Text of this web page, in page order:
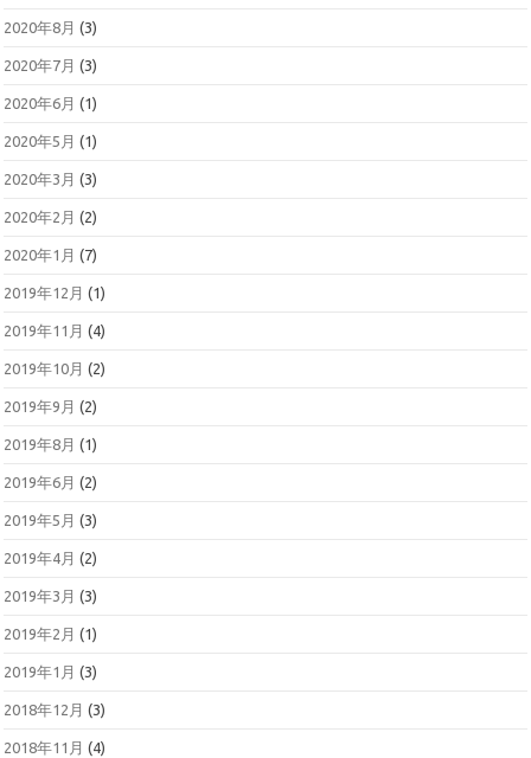
2020年8月 (3)
2020年7月 (3)
2020年6月 (1)
2020年5月 (1)
2020年3月 (3)
2020年2月 (2)
2020年1月 (7)
2019年12月 (1)
2019年11月 (4)
2019年10月 (2)
2019年9月 (2)
2019年8月 (1)
2019年6月 (2)
2019年5月 (3)
2019年4月 (2)
2019年3月 (3)
2019年2月 (1)
2019年1月 (3)
2018年12月 (3)
2018年11月 (4)